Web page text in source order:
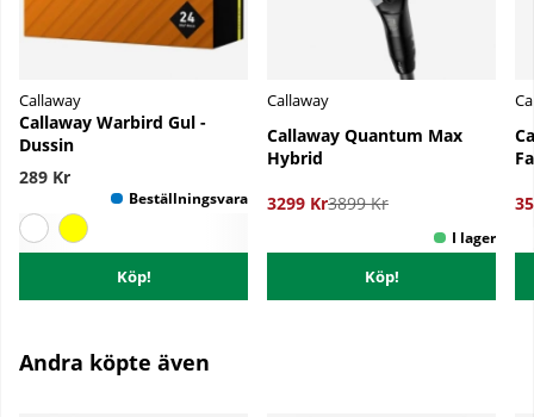
Callaway
Callaway Warbird Gul -
Dussin
289 Kr
Köp!
Callaway
Callaway Quantum Max
Hybrid
3299 Kr3899 Kr
Köp!
Andra köpte även